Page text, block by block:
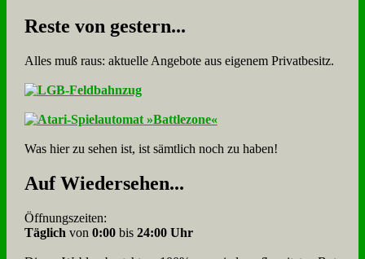
Re­ste von ge­stern...
Alles muß raus: aktuelle An­ge­bo­te aus eigenem Privatbesitz.
Was hier zu sehen ist, ist sämt­lich noch zu haben!
Auf Wie­der­se­hen...
Öffnungszeiten:
Täglich von 0:00bis 24:00 Uhr